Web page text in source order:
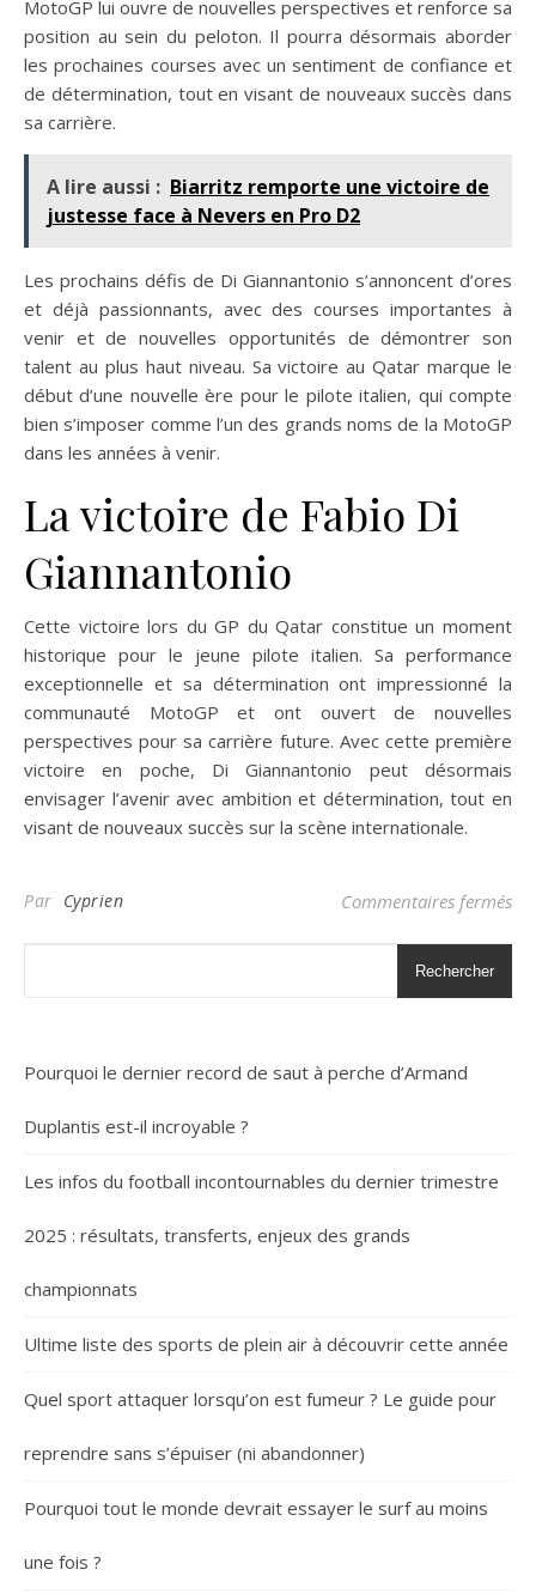
MotoGP lui ouvre de nouvelles perspectives et renforce sa
position au sein du peloton. Il pourra désormais aborder
les prochaines courses avec un sentiment de confiance et
de détermination, tout en visant de nouveaux succès dans
sa carrière.
A lire aussi : Biarritz remporte une victoire de
justesse face à Nevers en Pro D2
Les prochains défis de Di Giannantonio s’annoncent d’ores
et déjà passionnants, avec des courses importantes à
venir et de nouvelles opportunités de démontrer son
talent au plus haut niveau. Sa victoire au Qatar marque le
début d’une nouvelle ère pour le pilote italien, qui compte
bien s’imposer comme l’un des grands noms de la MotoGP
dans les années à venir.
La victoire de Fabio Di
Giannantonio
Cette victoire lors du GP du Qatar constitue un moment
historique pour le jeune pilote italien. Sa performance
exceptionnelle et sa détermination ont impressionné la
communauté MotoGP et ont ouvert de nouvelles
perspectives pour sa carrière future. Avec cette première
victoire en poche, Di Giannantonio peut désormais
envisager l’avenir avec ambition et détermination, tout en
visant de nouveaux succès sur la scène internationale.
Par Cyprien Commentaires fermés
Rechercher
Pourquoi le dernier record de saut à perche d’Armand
Duplantis est-il incroyable ?
Les infos du football incontournables du dernier trimestre
2025 : résultats, transferts, enjeux des grands
championnats
Ultime liste des sports de plein air à découvrir cette année
Quel sport attaquer lorsqu’on est fumeur ? Le guide pour
reprendre sans s’épuiser (ni abandonner)
Pourquoi tout le monde devrait essayer le surf au moins
une fois ?